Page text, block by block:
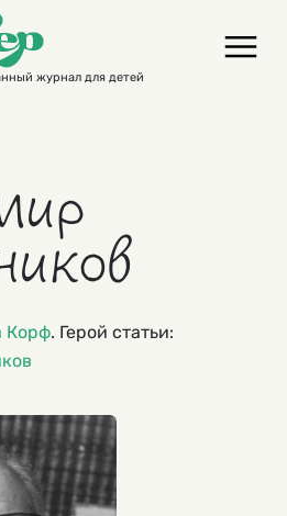
журнал для детей
Корф. Герой статьи: